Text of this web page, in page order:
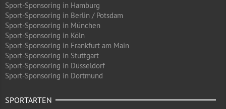
Sport-Sponsoring in Hamburg
Sport-Sponsoring in Berlin / Potsdam
Sport-Sponsoring in München
Sport-Sponsoring in Köln
Sport-Sponsoring in Frankfurt am Main
Sport-Sponsoring in Stuttgart
Sport-Sponsoring in Düsseldorf
Sport-Sponsoring in Dortmund
SPORTARTEN